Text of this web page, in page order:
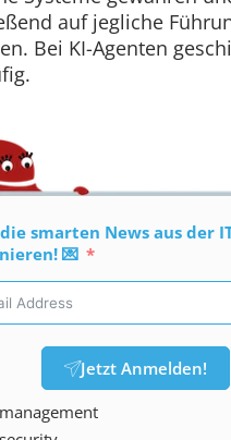
auf jegliche
Bei KI-Agenten
smarten News aus der
💌
Jetzt Anmelden!